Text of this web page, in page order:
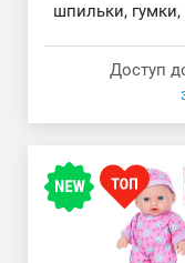
шпильки, гумки,
Доступ